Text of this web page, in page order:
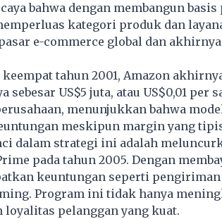
bahwa dengan membangun basis
kategori produk dan
e-commerce global dan
tahun 2001, Amazon
sebesar US$5 juta, atau US$0,01 per
menunjukkan bahwa
meskipun margin yang
dalam strategi ini adalah
pada tahun 2005. Dengan
keuntungan seperti
Program ini tidak hanya
loyalitas pelanggan yang kuat.